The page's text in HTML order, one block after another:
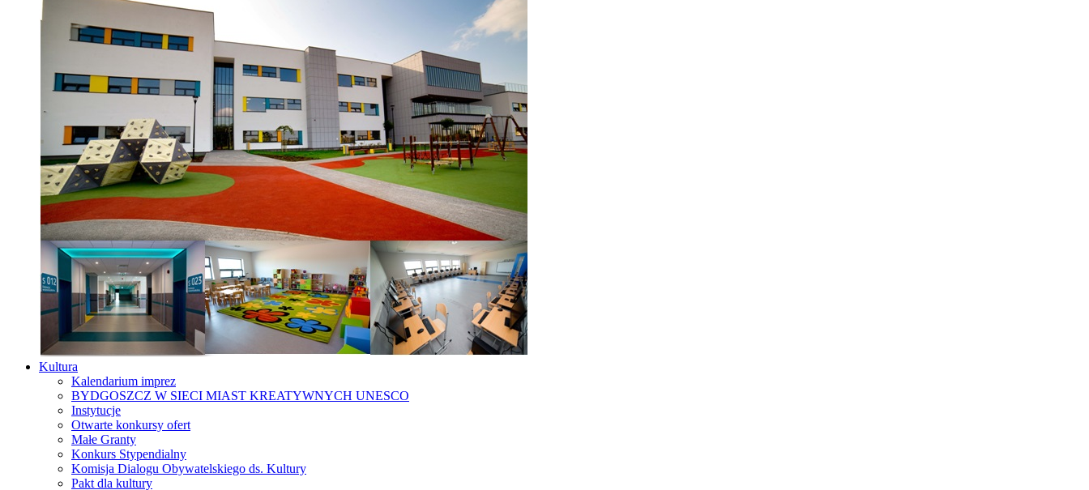
Kultura
Kalendarium imprez
BYDGOSZCZ W SIECI MIAST KREATYWNYCH UNESCO
Instytucje
Otwarte konkursy ofert
Małe Granty
Konkurs Stypendialny
Komisja Dialogu Obywatelskiego ds. Kultury
Pakt dla kultury